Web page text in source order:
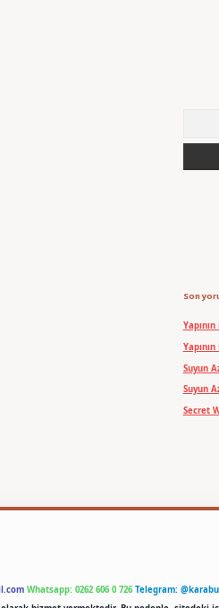
Son
Suyun
Suyun
Secret
Whatsapp: 0262 606 0 726 Telegram: @karabul